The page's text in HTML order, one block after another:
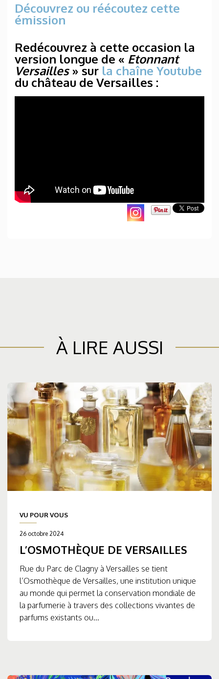
Découvrez ou réécoutez cette
émission
Redécouvrez à cette occasion la
version longue de « Etonnant
Versailles» sur la chaîne Youtube
du château de Versailles :
À LIRE AUSSI
VU POUR VOUS
26 octobre 2024
L’OSMOTHÈQUE DE VERSAILLES
Rue du Parc de Clagny à Versailles se tient
l’Osmothèque de Versailles, une institution unique
au monde qui permet la conservation mondiale de
la parfumerie à travers des collections vivantes de
parfums existants ou...